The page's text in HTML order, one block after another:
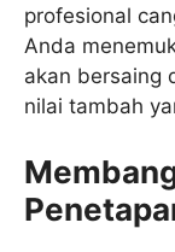
profesional
Anda
akan bersaing
nilai tambah